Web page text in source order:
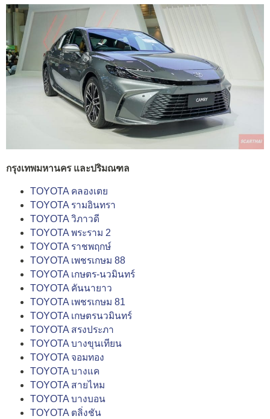
กรุงเทพมหานคร และปริมณฑล
TOYOTA คลองเตย
TOYOTA รามอินทรา
TOYOTA วิภาวดี
TOYOTA พระราม 2
TOYOTA ราชพฤกษ์
TOYOTA เพชรเกษม 88
TOYOTA เกษตร-นวมินทร์
TOYOTA คันนายาว
TOYOTA เพชรเกษม 81
TOYOTA เกษตรนวมินทร์
TOYOTA สรงประภา
TOYOTA บางขุนเทียน
TOYOTA จอมทอง
TOYOTA บางแค
TOYOTA สายไหม
TOYOTA บางบอน
TOYOTA ตลิ่งชัน